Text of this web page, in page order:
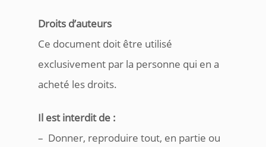
Droits d’auteurs
Ce document doit être utilisé
exclusivement par la personne qui en a
acheté les droits.
Il est interdit de :
– Donner, reproduire tout, en partie ou